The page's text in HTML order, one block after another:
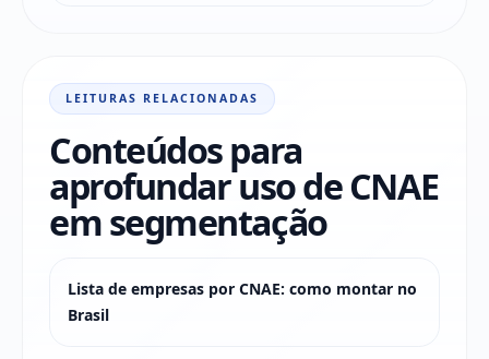
LEITURAS RELACIONADAS
Conteúdos para
aprofundar uso de CNAE
em segmentação
Lista de empresas por CNAE: como montar no
Brasil